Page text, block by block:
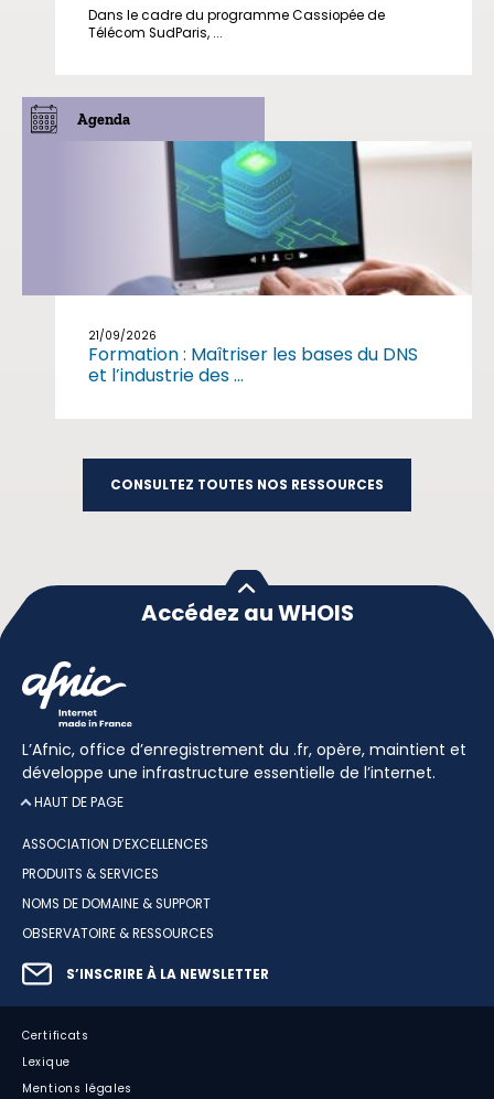
Dans le cadre du programme Cassiopée de
Télécom SudParis, ...
Agenda
21/09/2026
Formation : Maîtriser les bases du DNS
et l’industrie des ...
CONSULTEZ TOUTES NOS RESSOURCES
Accédez au WHOIS
L’Afnic, office d’enregistrement du .fr, opère, maintient et
développe une infrastructure essentielle de l’internet.
HAUT DE PAGE
ASSOCIATION D’EXCELLENCES
PRODUITS & SERVICES
NOMS DE DOMAINE & SUPPORT
OBSERVATOIRE & RESSOURCES
S’INSCRIRE À LA NEWSLETTER
Certificats
Lexique
Mentions légales